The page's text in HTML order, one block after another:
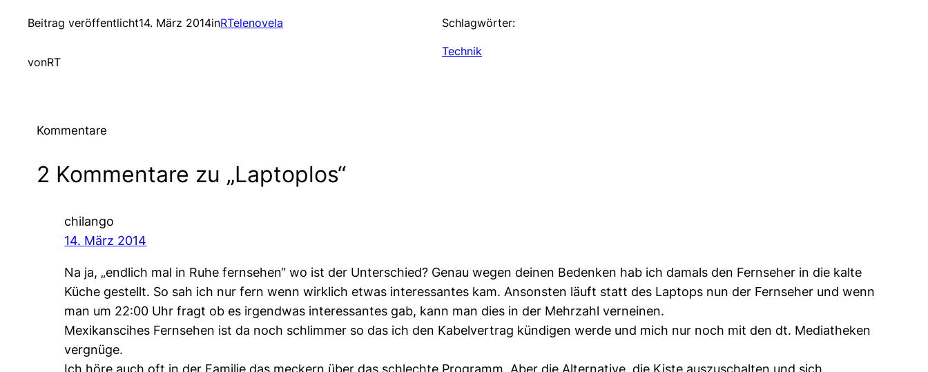
Beitrag veröffentlicht14. März 2014inRTelenovela
vonRT
Schlagwörter:
Technik
Kommentare
2 Kommentare zu „Laptoplos“
chilango
14. März 2014
Na ja, „endlich mal in Ruhe fernsehen“ wo ist der Unterschied? Genau wegen deinen Bedenken hab ich damals den Fernseher in die kalte
Küche gestellt. So sah ich nur fern wenn wirklich etwas interessantes kam. Ansonsten läuft statt des Laptops nun der Fernseher und wenn
man um 22:00 Uhr fragt ob es irgendwas interessantes gab, kann man dies in der Mehrzahl verneinen.
Mexikanscihes Fernsehen ist da noch schlimmer so das ich den Kabelvertrag kündigen werde und mich nur noch mit den dt. Mediatheken
vergnüge.
Ich höre auch oft in der Familie das meckern über das schlechte Programm. Aber die Alternative, die Kiste auszuschalten und sich